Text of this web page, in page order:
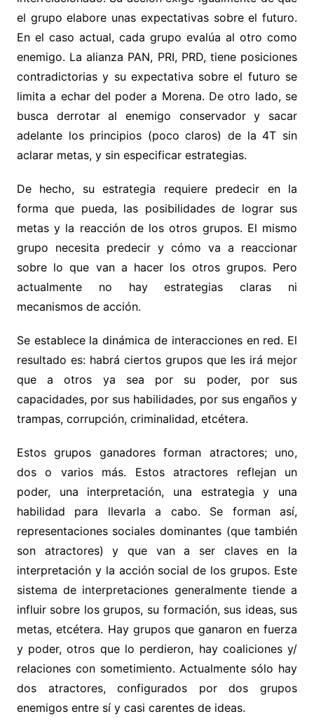
el grupo elabore unas expectativas sobre el futuro.
En el caso actual, cada grupo evalúa al otro como
enemigo. La alianza PAN, PRI, PRD, tiene posiciones
contradictorias y su expectativa sobre el futuro se
limita a echar del poder a Morena. De otro lado, se
busca derrotar al enemigo conservador y sacar
adelante los principios (poco claros) de la 4T sin
aclarar metas, y sin especificar estrategias.
De hecho, su estrategia requiere predecir en la
forma que pueda, las posibilidades de lograr sus
metas y la reacción de los otros grupos. El mismo
grupo necesita predecir y cómo va a reaccionar
sobre lo que van a hacer los otros grupos. Pero
actualmente no hay estrategias claras ni
mecanismos de acción.
Se establece la dinámica de interacciones en red. El
resultado es: habrá ciertos grupos que les irá mejor
que a otros ya sea por su poder, por sus
capacidades, por sus habilidades, por sus engaños y
trampas, corrupción, criminalidad, etcétera.
Estos grupos ganadores forman atractores; uno,
dos o varios más. Estos atractores reflejan un
poder, una interpretación, una estrategia y una
habilidad para llevarla a cabo. Se forman así,
representaciones sociales dominantes (que también
son atractores) y que van a ser claves en la
interpretación y la acción social de los grupos. Este
sistema de interpretaciones generalmente tiende a
influir sobre los grupos, su formación, sus ideas, sus
metas, etcétera. Hay grupos que ganaron en fuerza
y poder, otros que lo perdieron, hay coaliciones y/
relaciones con sometimiento. Actualmente sólo hay
dos atractores, configurados por dos grupos
enemigos entre sí y casi carentes de ideas.